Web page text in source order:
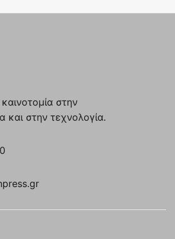
στην
και στην τεχνολογία.